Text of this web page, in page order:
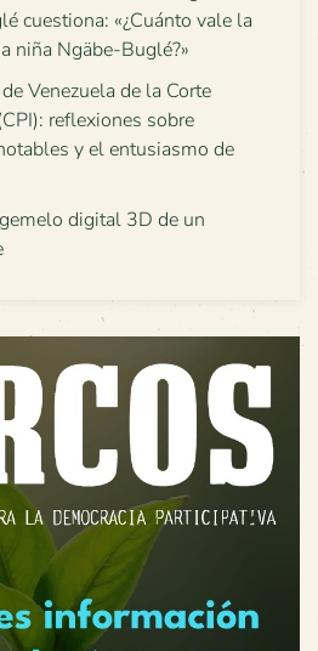
cuestiona: «¿Cuánto vale la
niña Ngäbe-Buglé?»
Venezuela de la Corte
reflexiones sobre
y el entusiasmo de
digital 3D de un